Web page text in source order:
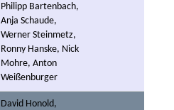
Philipp Bartenbach,
Anja Schaude,
Werner Steinmetz,
Ronny Hanske, Nick
Mohre, Anton
Weißenburger
David Honold,